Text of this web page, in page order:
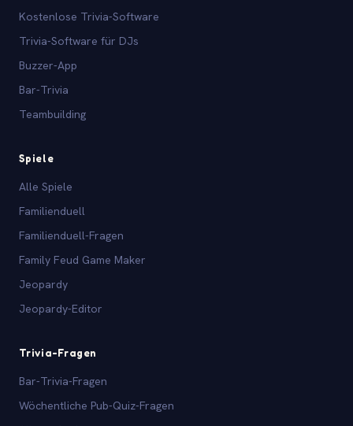
Kostenlose Trivia-Software
Trivia-Software für DJs
Buzzer-App
Bar-Trivia
Teambuilding
Spiele
Alle Spiele
Familienduell
Familienduell-Fragen
Family Feud Game Maker
Jeopardy
Jeopardy-Editor
Trivia-Fragen
Bar-Trivia-Fragen
Wöchentliche Pub-Quiz-Fragen